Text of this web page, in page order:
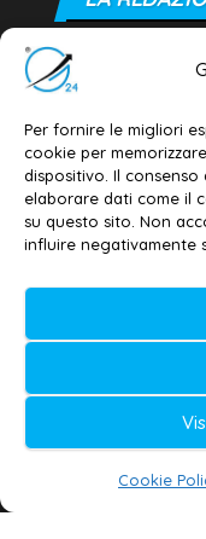
Per fornire le migliori
cookie per
dispositivo. Il
elaborare dati come il
su questo sito. Non
influire negativamente
Cookie
Editore e
Dott. Daniele G.
Email:
Contatti –
Privacy policy –
Testata
Editore